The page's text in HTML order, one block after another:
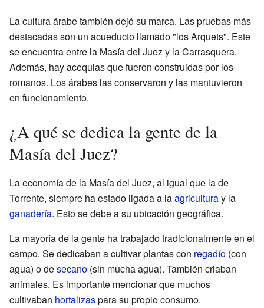
La cultura árabe también dejó su marca. Las pruebas más
destacadas son un acueducto llamado "los Arquets". Este
se encuentra entre la Masía del Juez y la Carrasquera.
Además, hay acequias que fueron construidas por los
romanos. Los árabes las conservaron y las mantuvieron
en funcionamiento.
¿A qué se dedica la gente de la
Masía del Juez?
La economía de la Masía del Juez, al igual que la de
Torrente, siempre ha estado ligada a laagriculturay la
ganadería. Esto se debe a su ubicación geográfica.
La mayoría de la gente ha trabajado tradicionalmente en el
campo. Se dedicaban a cultivar plantas con regadío (con
agua) o desecano (sin mucha agua). También criaban
animales. Es importante mencionar que muchos
cultivaban hortalizaspara su propio consumo.